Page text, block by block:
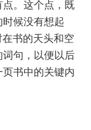
。这个点，既
候没有想起
书的天头和空
句，以便以后
书中的关键内